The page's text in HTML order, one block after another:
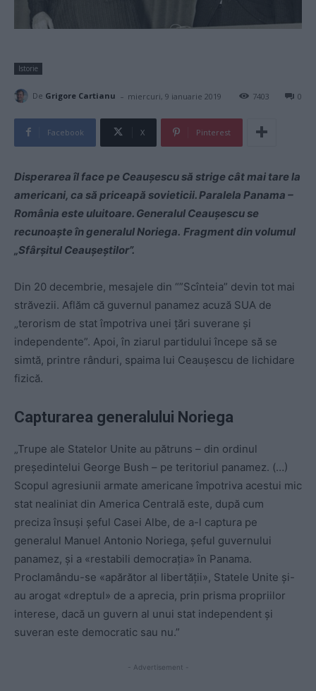
Istorie
De Grigore Cartianu - miercuri, 9 ianuarie 2019 0
7403
Facebook X Pinterest
Disperarea îl face pe Ceaușescu să strige cât mai tare la
americani, ca să priceapă sovieticii. Paralela Panama –
România este uluitoare. Generalul Ceaușescu se
recunoaște în generalul Noriega. Fragment din volumul
„Sfârșitul Ceaușeștilor”.
Din 20 decembrie, mesajele din “”Scînteia” devin tot mai
străvezii. Aflăm că guvernul panamez acuză SUA de
„terorism de stat împotriva unei ţări suverane şi
independente”. Apoi, în ziarul partidului începe să se
simtă, printre rânduri, spaima lui Ceauşescu de lichidare
fizică.
Capturarea generalului Noriega
„Trupe ale Statelor Unite au pătruns – din ordinul
preşedintelui George Bush – pe teritoriul panamez. (…)
Scopul agresiunii armate americane împotriva acestui mic
stat nealiniat din America Centrală este, după cum
preciza însuşi şeful Casei Albe, de a-l captura pe
generalul Manuel Antonio Noriega, şeful guvernului
panamez, şi a «restabili democraţia» în Panama.
Proclamându-se «apărător al libertăţii», Statele Unite şi-
au arogat «dreptul» de a aprecia, prin prisma propriilor
interese, dacă un guvern al unui stat independent şi
suveran este democratic sau nu.”
- Advertisement -